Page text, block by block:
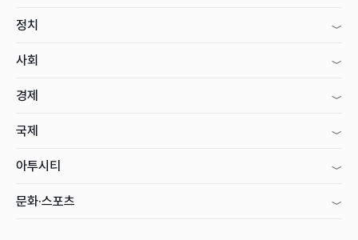
정치
사회
경제
국제
아투시티
문화·스포츠